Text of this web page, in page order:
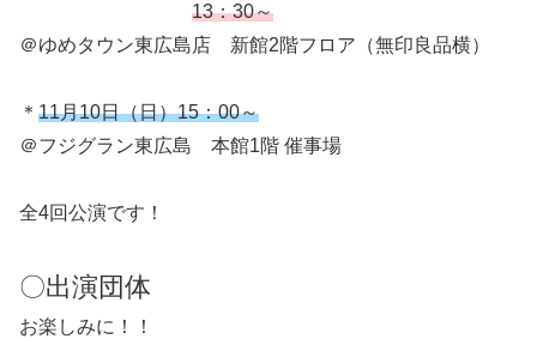
13：30～
＠ゆめタウン東広島店 新館2階フロア（無印良品横）
＊ 11月10日（日）15：00～
＠フジグラン東広島 本館1階 催事場
全4回公演です！
〇出演団体
お楽しみに！！